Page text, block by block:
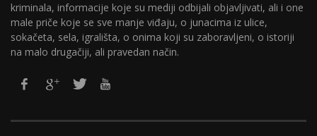
kriminala, informacije koje su mediji odbijali objavljivati, ali i one
male priče koje se sve manje viđaju, o junacima iz ulice,
sokačeta, sela, igrališta, o onima koji su zaboravljeni, o istoriji
na malo drugačiji, ali pravedan način.